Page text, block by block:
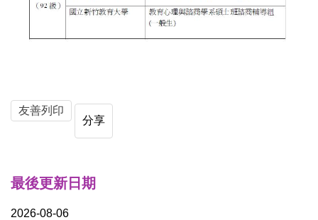
友善列印
分享
最後更新日期
2026-08-06